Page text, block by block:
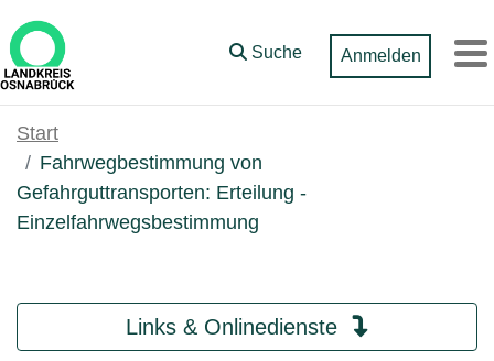
Zum Hauptinhalt springen
Suche Anmelden
Start
Fahrwegbestimmung von
Gefahrguttransporten: Erteilung -
Einzelfahrwegsbestimmung
Links & Onlinedienste